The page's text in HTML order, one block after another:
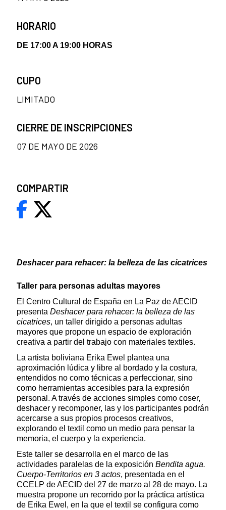
Deshacer para rehacer: la belleza de las cicatrices
Taller para personas adultas mayores
El Centro Cultural de España en La Paz de AECID
presenta Deshacer para rehacer: la belleza de las
cicatrices, un taller dirigido a personas adultas
mayores que propone un espacio de exploración
creativa a partir del trabajo con materiales textiles.
La artista boliviana Erika Ewel plantea una
aproximación lúdica y libre al bordado y la costura,
entendidos no como técnicas a perfeccionar, sino
como herramientas accesibles para la expresión
personal. A través de acciones simples como coser,
deshacer y recomponer, las y los participantes podrán
acercarse a sus propios procesos creativos,
explorando el textil como un medio para pensar la
memoria, el cuerpo y la experiencia.
Este taller se desarrolla en el marco de las
actividades paralelas de la exposición Bendita agua.
Cuerpo-Territorios en 3 actos, presentada en el
CCELP de AECID del 27 de marzo al 28 de mayo. La
muestra propone un recorrido por la práctica artística
de Erika Ewel, en la que el textil se configura como
HORARIO
DE 17:00 A 19:00 HORAS
CUPO
LIMITADO
CIERRE DE INSCRIPCIONES
07 DE MAYO DE 2026
COMPARTIR